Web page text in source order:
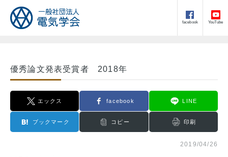
facebook YouTube
優秀論文発表受賞者 2018年
エックス facebook LINE
ブックマーク コピー 印刷
2019/04/26